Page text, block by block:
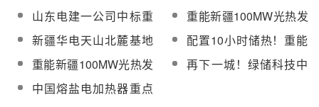
器完成初调
广核吉西项目的高压高
温熔盐电加热器完成初
调！
选《全国工业领域电力
需求侧管理典型案例
（2025年）》
山东电建一公司中标重
能新疆100MW光热发电
工程发电区设备安装工
程
重能新疆100MW光热发
电工程四大管道+熔盐管
道、分散控制系统
(DCS)采购
新疆华电天山北麓基地
100MW光热发电工程光
热国产汽水安全阀、止
回阀等采购中选公示
配置10小时储热！重能
100MW塔式光热项目熔
盐+化盐服务+阀门+流
重能新疆100MW光热发
电工程分散控制系统
(DCS)采购中标候选人
再下一城！绿储科技中
中国熔盐电加热器重点